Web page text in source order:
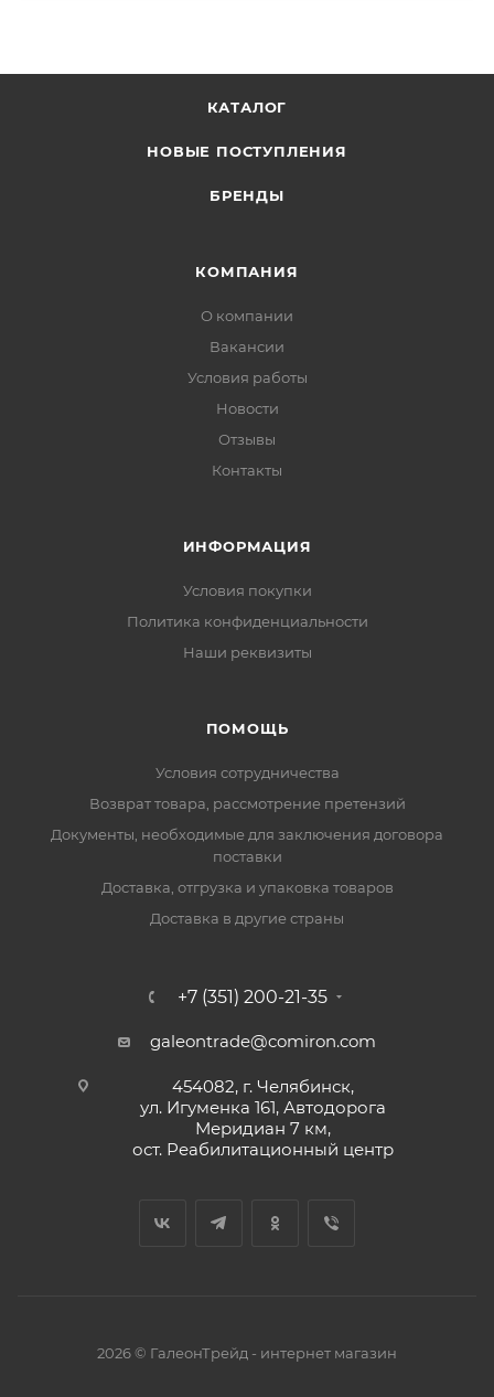
КАТАЛОГ
НОВЫЕ ПОСТУПЛЕНИЯ
БРЕНДЫ
КОМПАНИЯ
О компании
Вакансии
Условия работы
Новости
Отзывы
Контакты
ИНФОРМАЦИЯ
Условия покупки
Политика конфиденциальности
Наши реквизиты
ПОМОЩЬ
Условия сотрудничества
Возврат товара, рассмотрение претензий
Документы, необходимые для заключения договора
поставки
Доставка, отгрузка и упаковка товаров
Доставка в другие страны
+7 (351) 200-21-35
galeontrade@comiron.com
454082, г. Челябинск,
ул. Игуменка 161, Автодорога
Меридиан 7 км,
ост. Реабилитационный центр
2026 © ГалеонТрейд - интернет магазин